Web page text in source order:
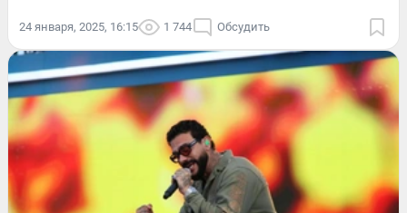
24 января, 2025, 16:15 1 744 Обсудить